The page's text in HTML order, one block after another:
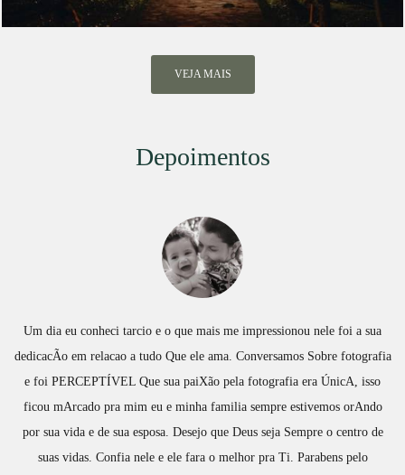
VEJA MAIS
Depoimentos
Um dia eu conheci tarcio e o que mais me impressionou nele foi a sua
dedicacÃo em relacao a tudo Que ele ama. Conversamos Sobre fotografia
e foi PERCEPTÍVEL Que sua paiXão pela fotografia era ÚnicA, isso
ficou mArcado pra mim eu e minha familia sempre estivemos orAndo
por sua vida e de sua esposa. Desejo que Deus seja Sempre o centro de
suas vidas. Confia nele e ele fara o melhor pra Ti. Parabens pelo